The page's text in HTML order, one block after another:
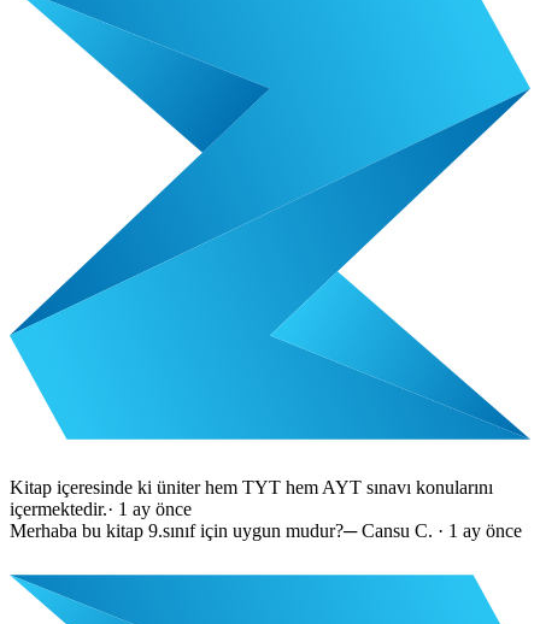
Kitap içeresinde ki üniter hem TYT hem AYT sınavı konularını
içermektedir.· 1 ay önce
Merhaba bu kitap 9.sınıf için uygun mudur?─Cansu C. · 1 ay önce